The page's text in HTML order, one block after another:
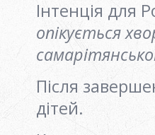
Інтенція для
опікується
Після
дітей.